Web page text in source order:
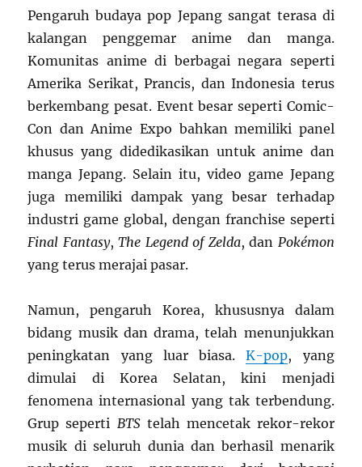
Pengaruh budaya pop Jepang sangat terasa di
kalangan penggemar anime dan manga.
Komunitas anime di berbagai negara seperti
Amerika Serikat, Prancis, dan Indonesia terus
berkembang pesat. Event besar seperti Comic-
Con dan Anime Expo bahkan memiliki panel
khusus yang didedikasikan untuk anime dan
manga Jepang. Selain itu, video game Jepang
juga memiliki dampak yang besar terhadap
industri game global, dengan franchise seperti
Final Fantasy,The Legend of Zelda, dan Pokémon
yang terus merajai pasar.
Namun, pengaruh Korea, khususnya dalam
bidang musik dan drama, telah menunjukkan
peningkatan yang luar biasa.K-pop, yang
dimulai di Korea Selatan, kini menjadi
fenomena internasional yang tak terbendung.
Grup seperti BTStelah mencetak rekor-rekor
musik di seluruh dunia dan berhasil menarik